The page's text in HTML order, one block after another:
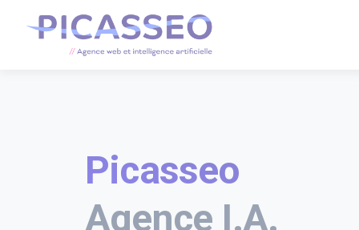
Picasseo
Agence I.A.